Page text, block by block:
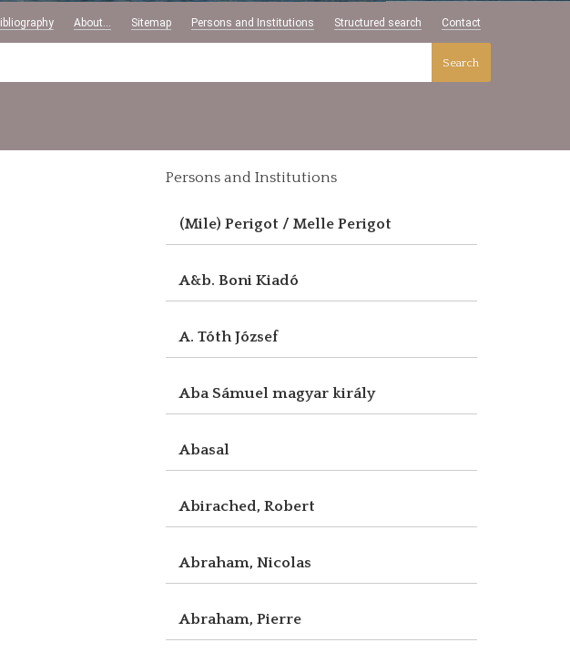
About... Sitemap Persons and Institutions Structured search Contact
Search
Persons and Institutions
(Mile) Perigot / Melle Perigot
A&b. Boni Kiadó
A. Tóth József
Aba Sámuel magyar király
Abasal
Abirached, Robert
Abraham, Nicolas
Abraham, Pierre